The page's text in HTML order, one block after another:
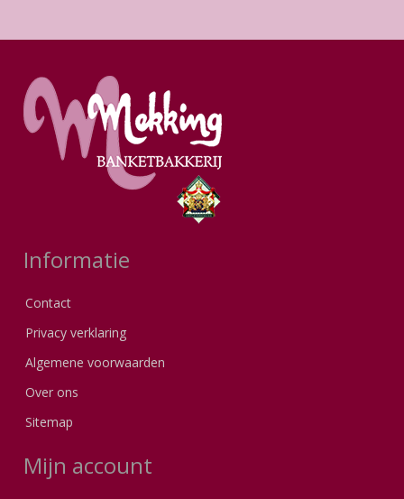
Informatie
Contact
Privacy verklaring
Algemene voorwaarden
Over ons
Sitemap
Mijn account